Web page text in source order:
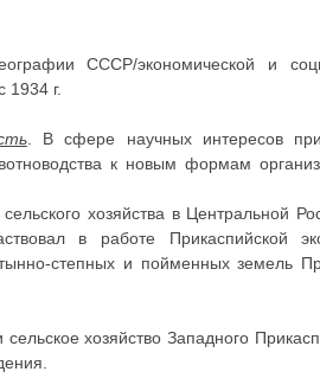
СССР/экономической и
1934 г.
. В сфере научных интересов
к новым формам
хозяйства в Центральной
в работе Прикаспийской
степных и пойменных земель
хозяйство Западного